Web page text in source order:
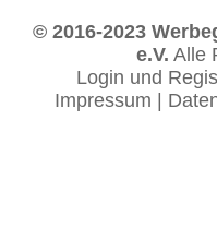
© 2016-2023
e.V. Alle
Login und
Impressum